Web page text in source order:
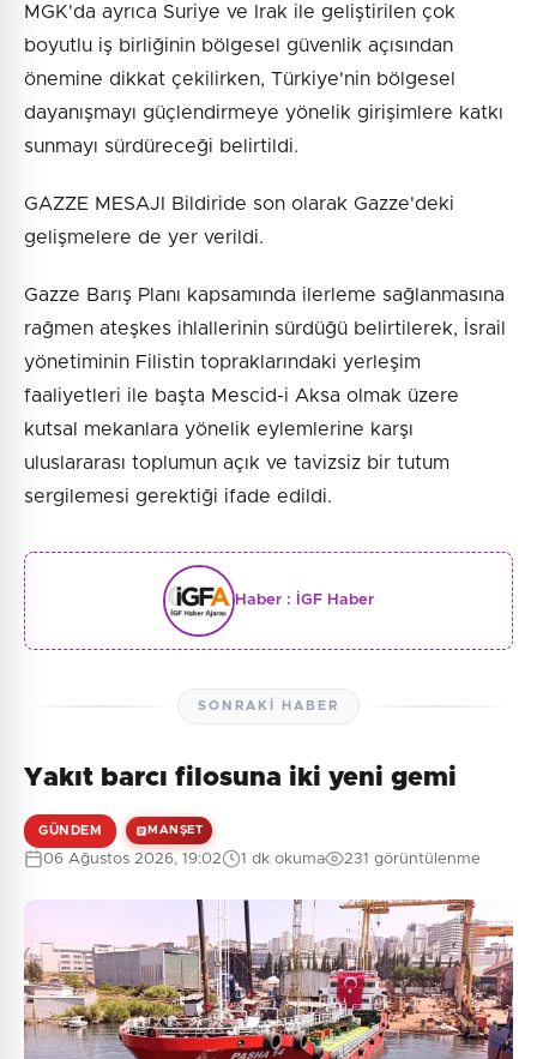
MGK'da ayrıca Suriye ve Irak ile geliştirilen çok
boyutlu iş birliğinin bölgesel güvenlik açısından
önemine dikkat çekilirken, Türkiye'nin bölgesel
dayanışmayı güçlendirmeye yönelik girişimlere katkı
sunmayı sürdüreceği belirtildi.
GAZZE MESAJI Bildiride son olarak Gazze'deki
gelişmelere de yer verildi.
Gazze Barış Planı kapsamında ilerleme sağlanmasına
rağmen ateşkes ihlallerinin sürdüğü belirtilerek, İsrail
yönetiminin Filistin topraklarındaki yerleşim
faaliyetleri ile başta Mescid-i Aksa olmak üzere
kutsal mekanlara yönelik eylemlerine karşı
uluslararası toplumun açık ve tavizsiz bir tutum
sergilemesi gerektiği ifade edildi.
Haber : İGF Haber
SONRAKI HABER
Yakıt barcı filosuna iki yeni gemi
GÜNDEM MANŞET
06 Ağustos 2026, 19:02 1 dk okuma 231 görüntülenme